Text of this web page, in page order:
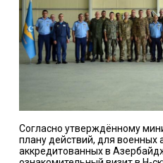
Согласно утверждённому
плану действий, для военных
аккредитованных в